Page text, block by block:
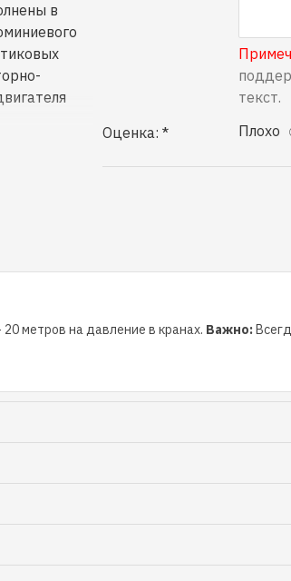
в
текст.
Оценка:
Плохо
метров на давление в кранах. Важно: